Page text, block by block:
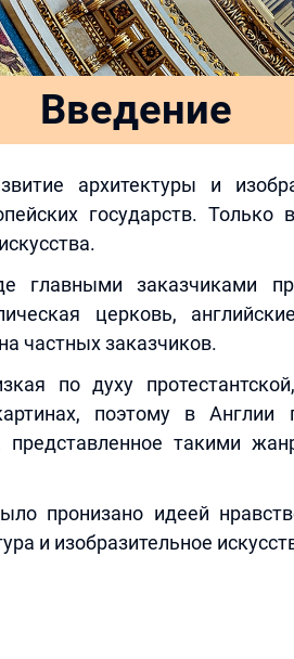
Введение
архитектуры и
государств.
главными заказчиками
церковь,
частных заказчиков.
по духу
поэтому в Англии
представленное такими
пронизано идеей
и изобразительное